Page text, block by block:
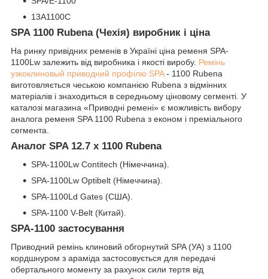
13А1100С
SPA 1100 Rubena (Чехія) виробник і ціна
На ринку привідних ременів в Україні ціна ременя SPA-
1100Lw залежить від виробника і якості виробу. Ремінь
узкоклиновый приводний профілю SPA- 1100 Rubena
виготовляється чеською компанією Rubena з відмінних
матеріалів і знаходиться в середньому ціновому сегменті. У
каталозі магазина «Приводні ремені» є можливість вибору
аналога ременя SPA 1100 Rubena з економ і преміального
сегмента.
Аналог SPA 12.7 x 1100 Rubena
SPA-1100Lw Contitech (Німеччина).
SPA-1100Lw Optibelt (Німеччина).
SPA-1100Ld Gates (США).
SPA-1100 V-Belt (Китай).
SPA-1100 застосування
Приводний ремінь клиновий обгорнутий SPA (УА) з 1100
кордшнуром з араміда застосовується для передачі
обертального моменту за рахунок сили тертя від